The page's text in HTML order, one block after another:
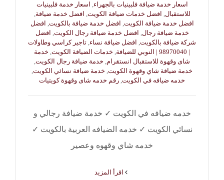
اسعار خدمة ضيافة فلبينيات بالجهراء, اسعار خدمة فلبينيات
للاستقبال, افضل خدمات ضيافة الكويت, افضل خدمة ضيافة,
افضل خدمة ضيافة الكويت, افضل خدمة ضيافة بالكويت, افضل
خدمة ضيافة رجال, افضل خدمة ضيافة رجال الكويت, افضل
شركة ضيافة بالكويت, افضل ضيافة نساء, تاجير كراسي وطاولات
| 98970040 | النوبي للضيافة
, خدمات الضيافة الكويت, خدمة
شاى وقهوة للاستقبال انستقرام, خدمة ضيافة رجال الكويت,
خدمة ضيافة شاي وقهوة الكويت, خدمة ضيافة نسائي الكويت,
خدمه ضيافه في الكويت, رقم خدمه شاى وقهوة كويتيات
خدمه ضيافه في الكويت ✓ خدمة ضيافة رجالي و
نسائي الكويت ✓ خدمه الضيافه العربية بالكويت ✓
خدمه شاي وقهوه وعصير